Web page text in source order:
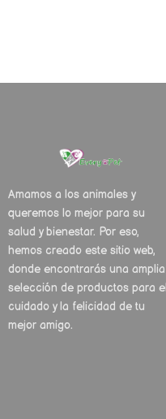
Amamos a los animales y
queremos lo mejor para su
salud y bienestar. Por eso,
hemos creado este sitio web,
donde encontrarás una amplia
selección de productos para el
cuidado y la felicidad de tu
mejor amigo.